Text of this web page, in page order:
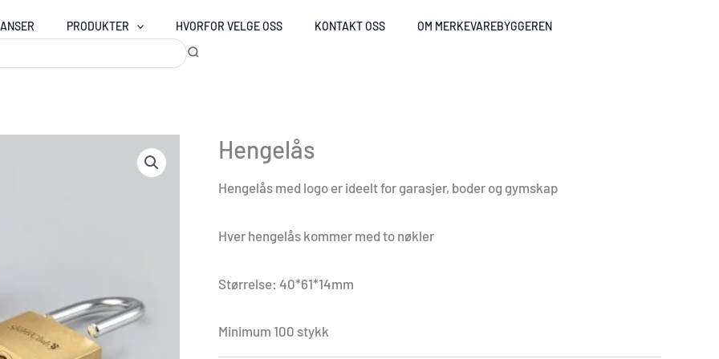
PRODUKTER HVORFOR VELGE OSS KONTAKT OSS OM MERKEVAREBYGGEREN
Hengelås
Hengelås med logo er ideelt for garasjer, boder og gymskap
Hver hengelås kommer med to nøkler
Størrelse: 40*61*14mm
Minimum 100 stykk